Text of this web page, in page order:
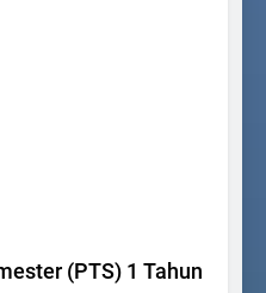
(PTS) 1 Tahun